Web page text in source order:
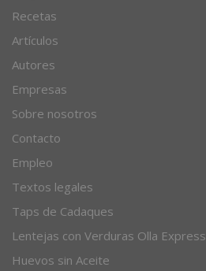
Recetas
Artículos
Autores
Empresas
Sobre nosotros
Contacto
Empleo
Textos legales
Taps de Cadaques
Lentejas con Verduras Olla Express
Huevos sin Aceite